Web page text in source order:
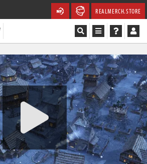
REALMERCH.STORE